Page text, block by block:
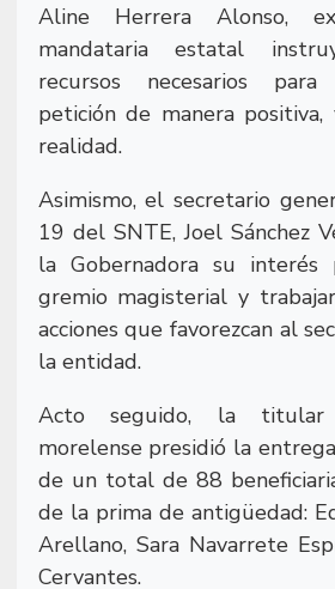
Aline Herrera Alonso,
mandataria estatal
recursos necesarios
petición de manera
realidad.
Asimismo, el secretario
19 del SNTE, Joel Sánchez
la Gobernadora su interés
gremio magisterial y
acciones que favorezcan al
la entidad.
Acto seguido, la titular
morelense presidió la
de un total de 88
de la prima de antigüedad:
Arellano, Sara Navarrete
Cervantes.